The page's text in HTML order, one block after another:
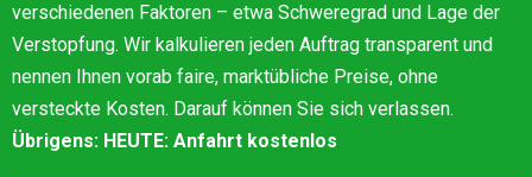
verschiedenen Faktoren – etwa Schweregrad und Lage der
Verstopfung. Wir kalkulieren jeden Auftrag transparent und
nennen Ihnen vorab faire, marktübliche Preise, ohne
versteckte Kosten. Darauf können Sie sich verlassen.
Übrigens: HEUTE: Anfahrt kostenlos